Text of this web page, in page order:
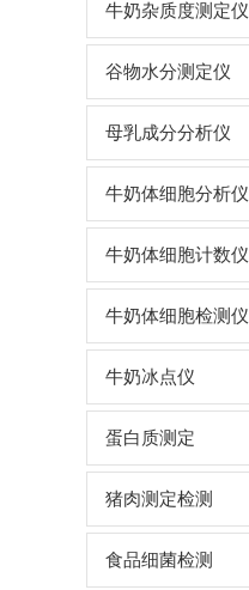
牛奶杂质度测定仪
谷物水分测定仪
母乳成分分析仪
牛奶体细胞分析仪
牛奶体细胞计数仪
牛奶体细胞检测仪
牛奶冰点仪
蛋白质测定
猪肉测定检测
食品细菌检测